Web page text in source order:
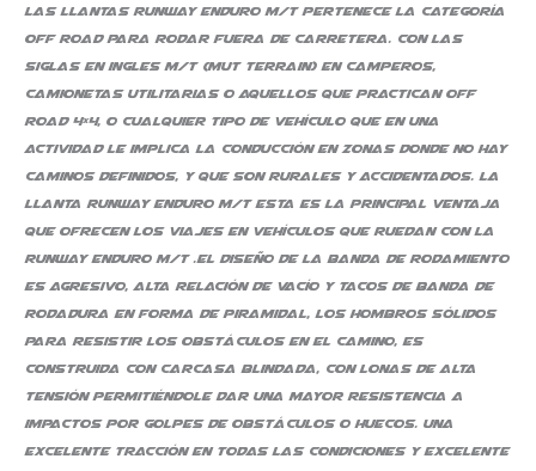
Las llantas Runway Enduro M/T pertenece la categoría
Off Road para rodar fuera de carretera. Con las
siglas en ingles M/T (mut terrain) en camperos,
camionetas utilitarias o aquellos que practican off
road 4×4, o cualquier tipo de vehículo que en una
actividad le implica la conducción en zonas donde no hay
caminos definidos, y que son rurales y accidentados. La
llanta Runway enduro M/T Esta es la principal ventaja
que ofrecen los viajes en vehículos que ruedan con la
Runway Enduro M/T .El diseño de la banda de rodamiento
es agresivo, alta relación de vacío y tacos de banda de
rodadura en forma de piramidal, los hombros sólidos
para resistir los obstáculos en el camino, es
construida con carcasa blindada, con lonas de alta
tensión permitiéndole dar una mayor resistencia a
impactos por golpes de obstáculos o huecos. Una
excelente tracción en todas las condiciones y excelente